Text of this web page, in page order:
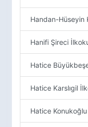
Handan-Hüseyin
Hanifi Şireci
Hatice
Hatice Karslıgil
Hatice